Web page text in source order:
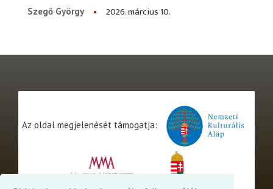
Szegő György
2026. március 10.
Az oldal megjelenését támogatja: